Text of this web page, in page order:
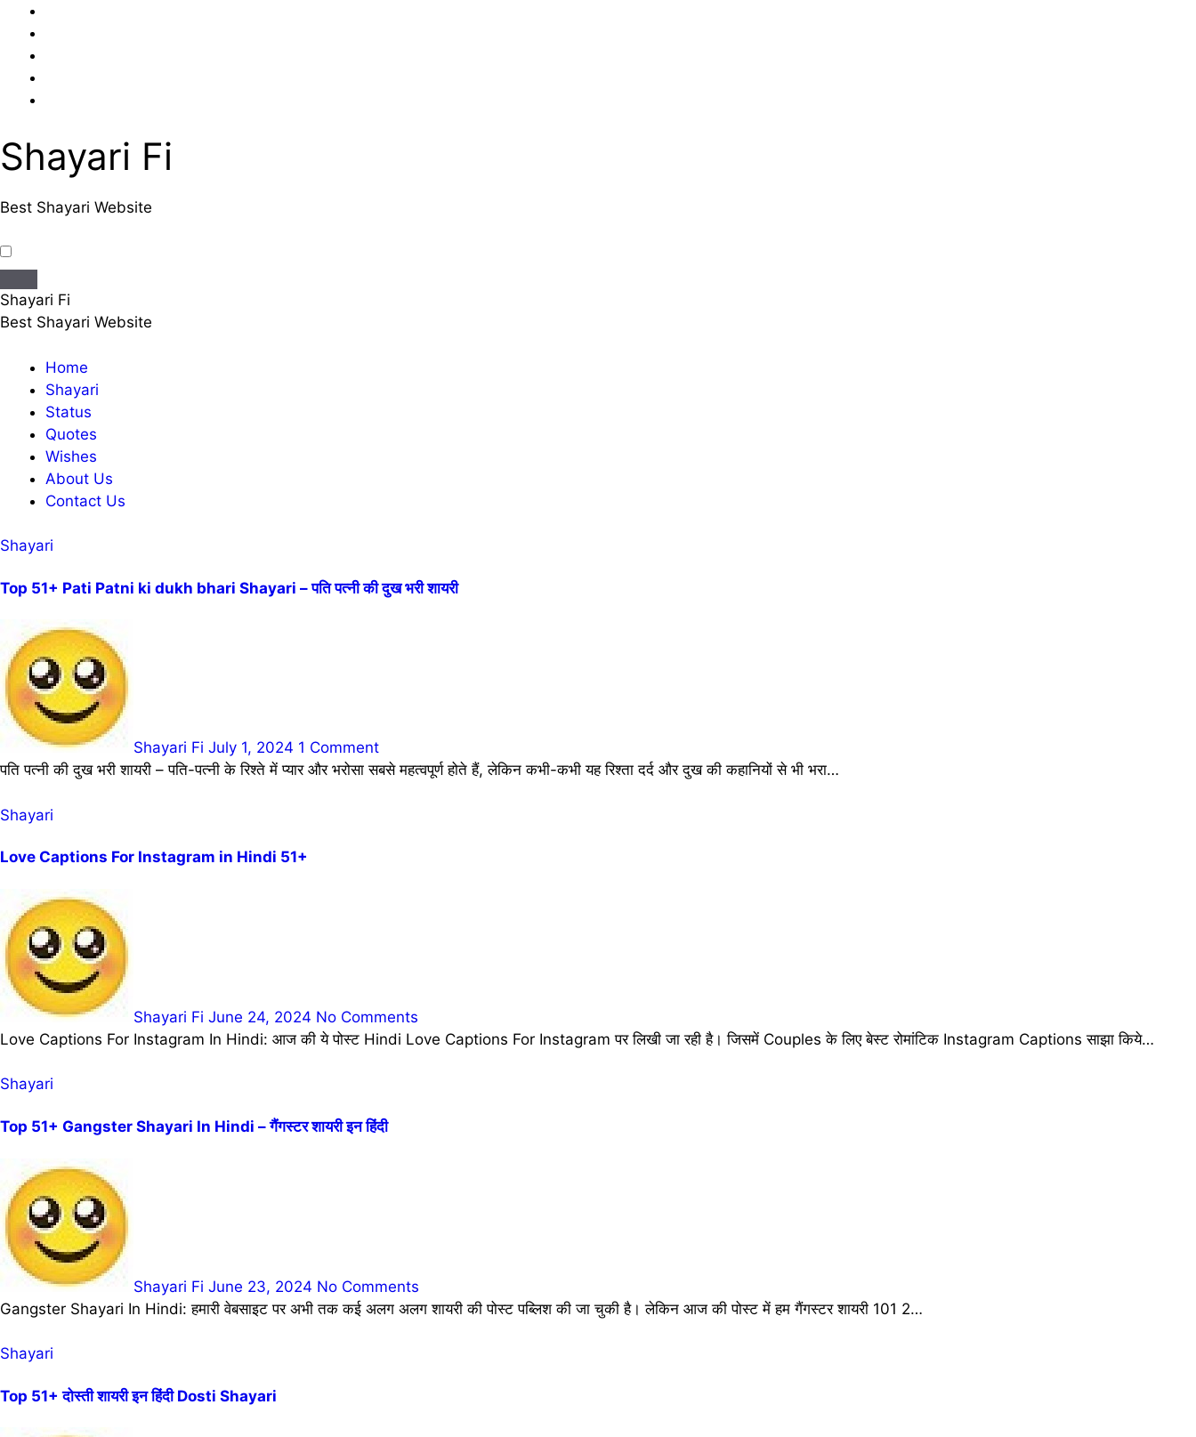
content
Shayari Fi
Best Shayari Website
Shayari Fi
Best Shayari Website
Home
Shayari
Status
Quotes
Wishes
About Us
Contact Us
Shayari
Top 51+ Pati Patni ki dukh bhari Shayari – पति पत्नी की दुख भरी शायरी
Shayari Fi July 1, 2024 1 Comment
पति पत्नी की दुख भरी शायरी – पति-पत्नी के रिश्ते में प्यार और भरोसा सबसे महत्वपूर्ण होते हैं, लेकिन कभी-कभी यह रिश्ता दर्द और दुख की कहानियों से भी भरा…
Shayari
Love Captions For Instagram in Hindi 51+
Shayari Fi June 24, 2024 No Comments
Love Captions For Instagram In Hindi: आज की ये पोस्ट Hindi Love Captions For Instagram पर लिखी जा रही है। जिसमें Couples के लिए बेस्ट रोमांटिक Instagram Captions साझा किये…
Shayari
Top 51+ Gangster Shayari In Hindi – गैंगस्टर शायरी इन हिंदी
Shayari Fi June 23, 2024 No Comments
Gangster Shayari In Hindi: हमारी वेबसाइट पर अभी तक कई अलग अलग शायरी की पोस्ट पब्लिश की जा चुकी है। लेकिन आज की पोस्ट में हम गैंगस्टर शायरी 101 2…
Shayari
Top 51+ दोस्ती शायरी इन हिंदी Dosti Shayari